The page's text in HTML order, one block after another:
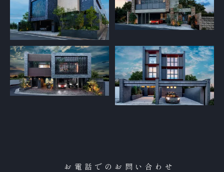
所*(Address)
住所検索
お電話でのお問い合わせ